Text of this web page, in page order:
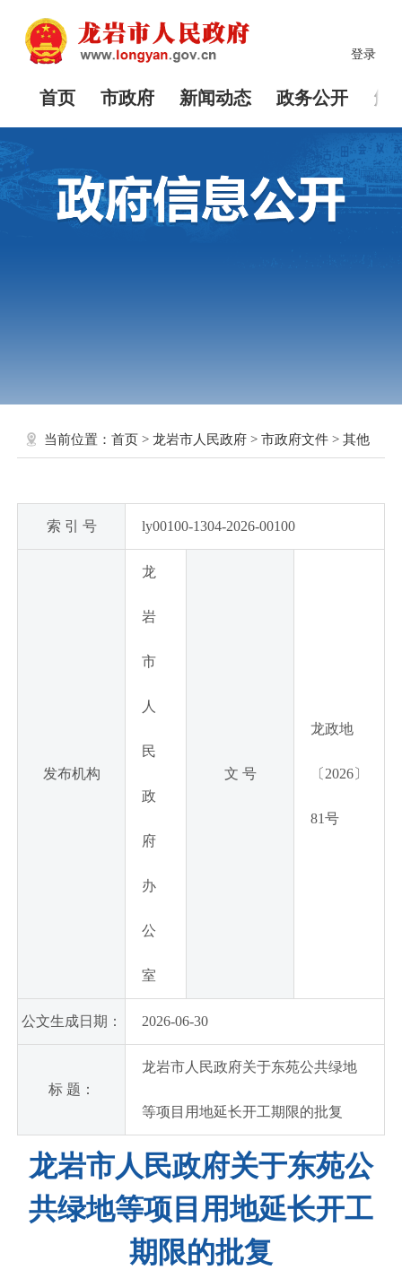
登录
首页 市政府 新闻动态 政务公开 解
当前位置： 首页 > 龙岩市人民政府 > 市政府文件 > 其他
索 引 号 ly00100-1304-2026-00100
发布机构
龙
岩
市
人
民
政
府
办
公
室
文 号
龙政地
〔2026〕
81号
公文生成日期： 2026-06-30
标 题：
龙岩市人民政府关于东苑公共绿地
等项目用地延长开工期限的批复
龙岩市人民政府关于东苑公
共绿地等项目用地延长开工
期限的批复